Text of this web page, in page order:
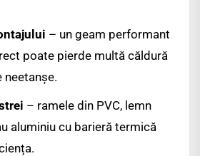
– un geam performant
poate pierde multă căldură
neetanșe.
– ramele din PVC, lemn
aluminiu cu barieră termică